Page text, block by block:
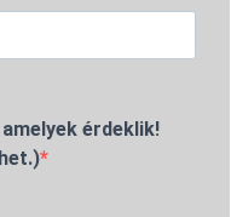
érdeklik!